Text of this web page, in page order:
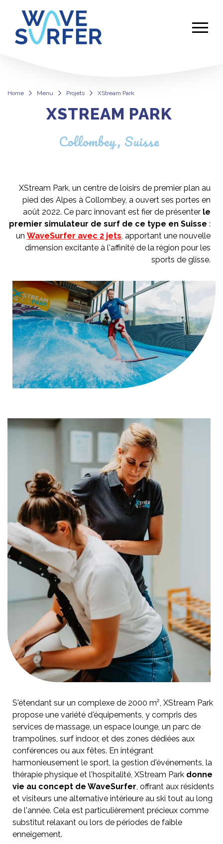
Home Menu Projets XStream Park
XStream ParkXSTREAM PARK
Collombey, Suisse
XStream Park, un centre de loisirs de premier plan au
pied des Alpes à Collombey, a ouvert ses portes en
août 2022. Ce parc innovant est fier de présenter le
premier simulateur de surf de ce type en Suisse :
un WaveSurfer avec 2 jets, apportant une nouvelle
dimension excitante à l'affinité de la région pour les
sports de glisse.
S'étendant sur un complexe de 2000 m², XStream Park
propose une variété d'équipements, y compris des
services de massage, un espace lounge, un parc de
trampolines, surf indoor, et des zones dédiées aux
conférences ou aux fêtes. En intégrant
harmonieusement le sport, la gestion d'événements, la
thérapie physique et l'hospitalité, XStream Park donne
vie au concept de WaveSurfer , offrant aux résidents
et visiteurs une alternative intérieure au ski tout au long
de l'année. Cela est particulièrement précieux comme
substitut relaxant ou lors de périodes de faible
enneigement.